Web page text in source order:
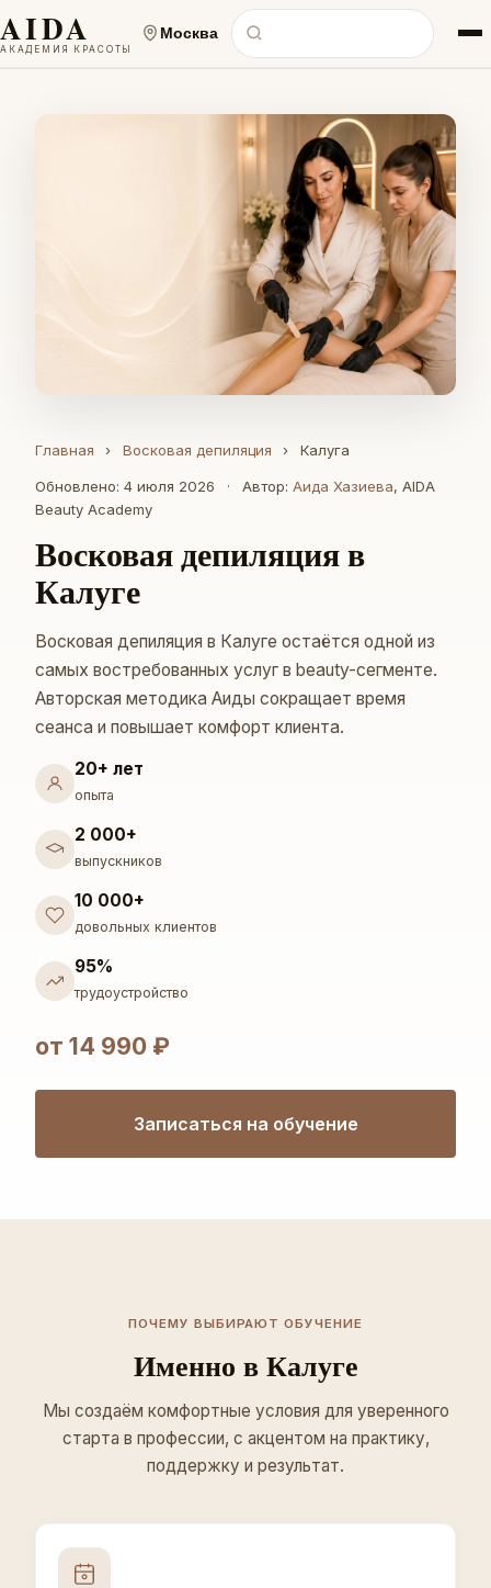
AIDA
АКАДЕМИЯ КРАСОТЫ
Москва
Главная › Восковая депиляция › Калуга
Обновлено: 4 июля 2026 · Автор:Аида Хазиева, AIDA
Beauty Academy
Восковая депиляция в
Калуге
Восковая депиляция в Калуге остаётся одной из
самых востребованных услуг в beauty-сегменте.
Авторская методика Аиды сокращает время
сеанса и повышает комфорт клиента.
20+ лет
опыта
2 000+
выпускников
10 000+
довольных клиентов
95%
трудоустройство
от 14 990 ₽
Записаться на обучение
ПОЧЕМУ ВЫБИРАЮТ ОБУЧЕНИЕ
Именно в Калуге
Мы создаём комфортные условия для уверенного
старта в профессии, с акцентом на практику,
поддержку и результат.